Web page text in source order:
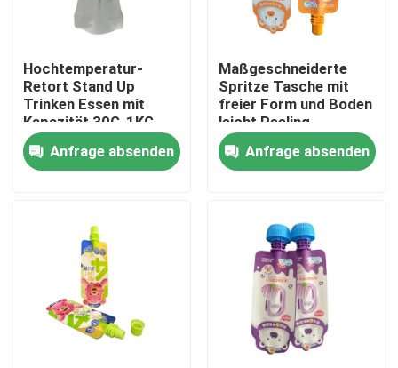
Produkte
Über uns
Hochtemperatur-
Retort Stand Up
Trinken Essen mit
Kapazität 30G-1KG
angepasst
Anfrage absenden
Maßgeschneiderte
Spritze Tasche mit
freier Form und Boden
leicht Peeling
Anfrage absenden